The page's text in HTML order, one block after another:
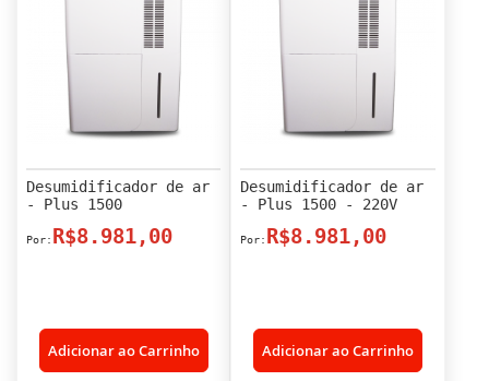
Desumidificador de ar
- Plus 1500
R$8.981,00
Adicionar ao Carrinho
Desumidificador de ar
- Plus 1500 - 220V
R$8.981,00
Adicionar ao Carrinho